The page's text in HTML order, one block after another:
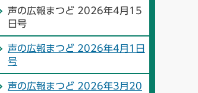
声の広報まつど 2026年4月15
日号
声の広報まつど 2026年4月1日
号
声の広報まつど 2026年3月20